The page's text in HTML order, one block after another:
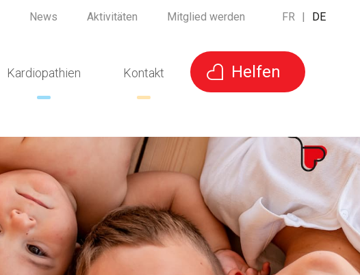
News Aktivitäten Mitglied werden FR | DE
Kardiopathien Kontakt Helfen